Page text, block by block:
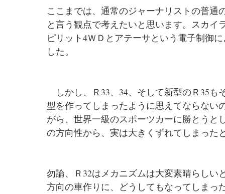
ここまでは、通常のジャーナリストの普
と言う観点で考えたいと思います。スカイ
ピリット4ＷＤとアテーサという電子制御
した。
しかし、Ｒ33、34、そして新型のＲ35も
型を作ってしまったように思えてならない
がら、世界一級のスポーツカーに勝とうと
の方向性から、実は大きくずれてしまった
勿論、Ｒ32はメカニズムは大変素晴らし
方向の車作りに、どうしてもなってしまっ